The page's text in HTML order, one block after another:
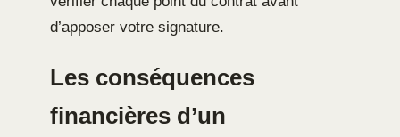
d’apposer votre signature.
Les conséquences
financières d’un